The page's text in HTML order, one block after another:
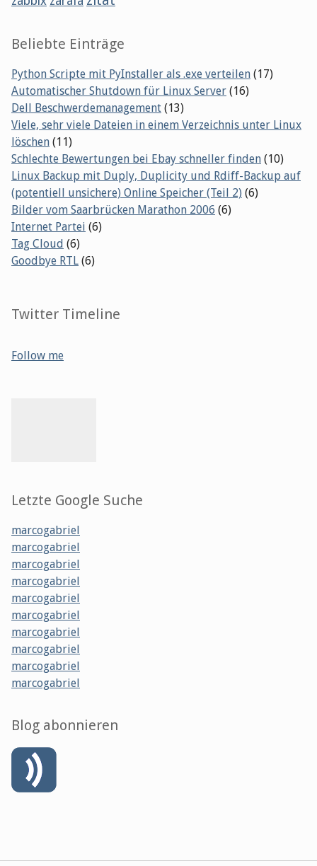
Beliebte Einträge
Python Scripte mit PyInstaller als .exe verteilen (17)
Automatischer Shutdown für Linux Server (16)
Dell Beschwerdemanagement (13)
Viele, sehr viele Dateien in einem Verzeichnis unter Linux
löschen (11)
Schlechte Bewertungen bei Ebay schneller finden (10)
Linux Backup mit Duply, Duplicity und Rdiff-Backup auf
(potentiell unsichere) Online Speicher (Teil 2) (6)
Bilder vom Saarbrücken Marathon 2006 (6)
Internet Partei (6)
Tag Cloud (6)
Goodbye RTL (6)
Twitter Timeline
Follow me
Letzte Google Suche
marcogabriel
marcogabriel
marcogabriel
marcogabriel
marcogabriel
marcogabriel
marcogabriel
marcogabriel
marcogabriel
marcogabriel
Blog abonnieren